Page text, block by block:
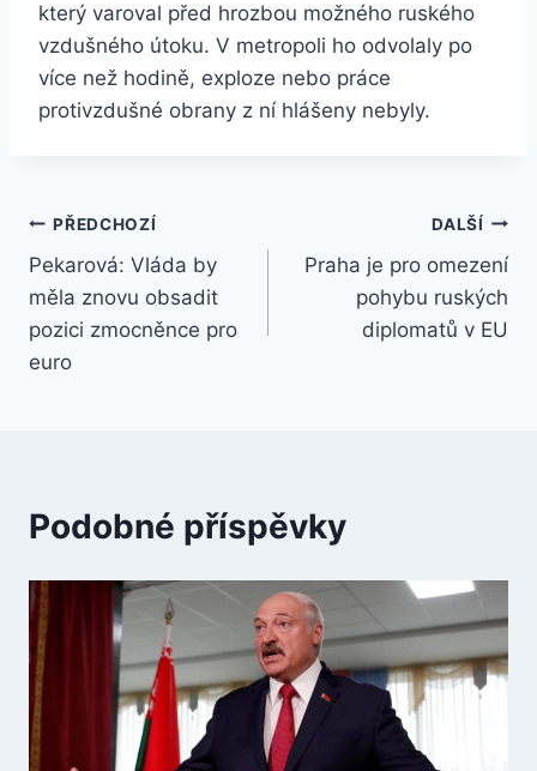
který varoval před hrozbou možného ruského
vzdušného útoku. V metropoli ho odvolaly po
více než hodině, exploze nebo práce
protivzdušné obrany z ní hlášeny nebyly.
Navigace
pro
příspěvek
PŘEDCHOZÍ
Pekarová: Vláda by
měla znovu obsadit
pozici zmocněnce pro
euro
DALŠÍ
Praha je pro omezení
pohybu ruských
diplomatů v EU
Podobné příspěvky